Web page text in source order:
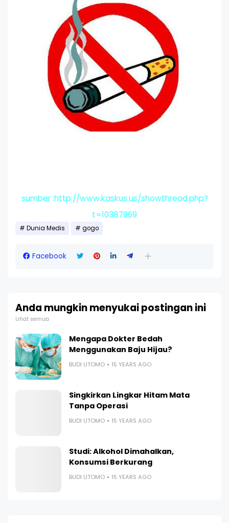
sumber :http://www.kaskus.us/showthread.php?
t=10387969
Dunia Medis gogo
Facebook
Anda mungkin menyukai postingan ini
Lihat semua
Mengapa Dokter Bedah
Menggunakan Baju Hijau?
BUDI UTOMO 15 YEARS AGO
Singkirkan Lingkar Hitam Mata
Tanpa Operasi
BUDI UTOMO 15 YEARS AGO
Studi: Alkohol Dimahalkan,
Konsumsi Berkurang
BUDI UTOMO 15 YEARS AGO